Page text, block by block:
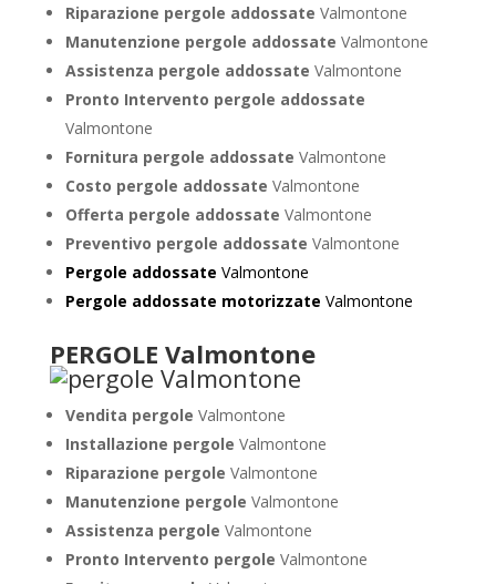
Riparazione pergole addossate Valmontone
Manutenzione pergole addossate Valmontone
Assistenza pergole addossate Valmontone
Pronto Intervento pergole addossate
Valmontone
Fornitura pergole addossate Valmontone
Costo pergole addossate Valmontone
Offerta pergole addossate Valmontone
Preventivo pergole addossate Valmontone
Pergole addossate Valmontone
Pergole addossate motorizzate Valmontone
PERGOLE Valmontone
Vendita pergole Valmontone
Installazione pergole Valmontone
Riparazione pergole Valmontone
Manutenzione pergole Valmontone
Assistenza pergole Valmontone
Pronto Intervento pergole Valmontone